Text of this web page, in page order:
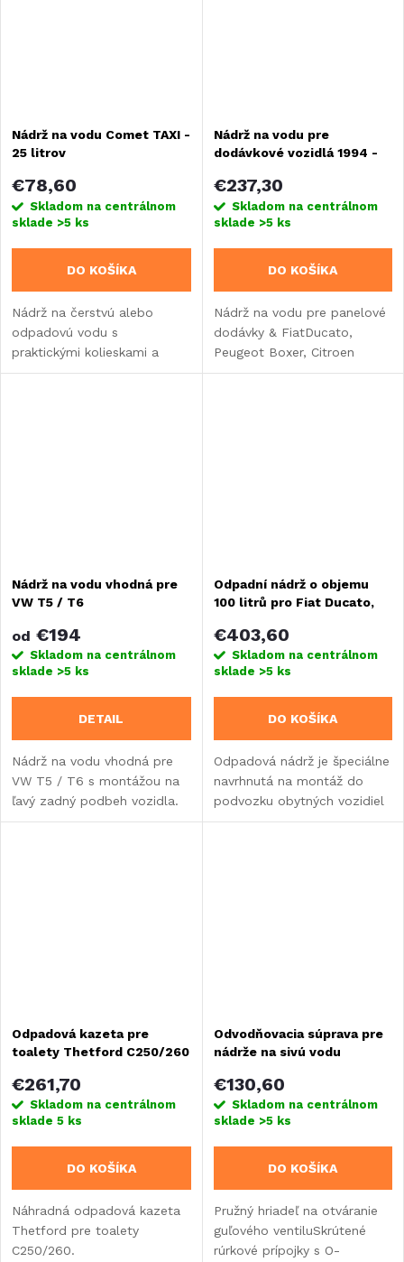
Nádrž na vodu Comet TAXI -
25 litrov
€78,60
Skladom na centrálnom
sklade >5 ks
DO KOŠÍKA
Nádrž na čerstvú alebo
odpadovú vodu s
praktickými kolieskami a
výsuvnou rukoväťou. Vhodné
Nádrž na vodu pre
dodávkové vozidlá 1994 -
€237,30
Skladom na centrálnom
sklade >5 ks
DO KOŠÍKA
Nádrž na vodu pre panelové
dodávky & FiatDucato,
Peugeot Boxer, Citroen
Jumper & 1994 - 2006.
Nádrž na vodu vhodná pre
VW T5 / T6
od €194
Skladom na centrálnom
sklade >5 ks
DETAIL
Nádrž na vodu vhodná pre
VW T5 / T6 s montážou na
ľavý zadný podbeh vozidla.
Odpadní nádrž o objemu
100 litrů pro Fiat Ducato,
Boxer, od roku výroby 2006
€403,60
Skladom na centrálnom
sklade >5 ks
DO KOŠÍKA
Odpadová nádrž je špeciálne
navrhnutá na montáž do
podvozku obytných vozidiel
Fiat Ducato, Citroen Jumper,
Odpadová kazeta pre
toalety Thetford C250/260
€261,70
Skladom na centrálnom
sklade 5 ks
DO KOŠÍKA
Náhradná odpadová kazeta
Thetford pre toalety
C250/260.
Odvodňovacia súprava pre
nádrže na sivú vodu
€130,60
Skladom na centrálnom
sklade >5 ks
DO KOŠÍKA
Pružný hriadeľ na otváranie
guľového ventiluSkrútené
rúrkové prípojky s O-